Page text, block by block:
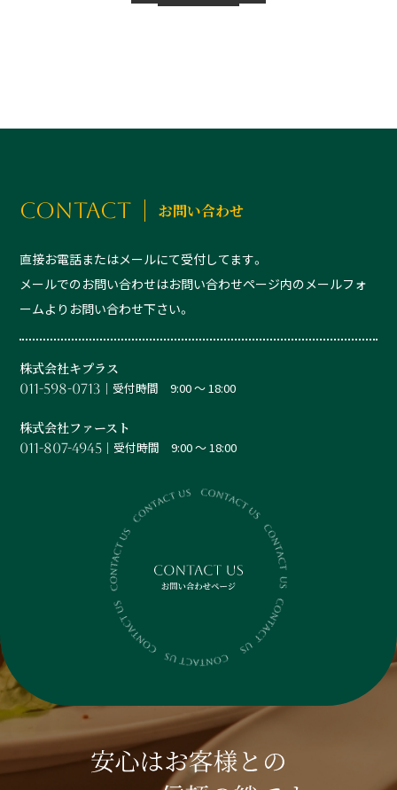
CONTACT お問い合わせ
直接お電話またはメールにて受付してます。
メールでのお問い合わせはお問い合わせページ内のメールフォ
ームよりお問い合わせ下さい。
株式会社キプラス
011-598-0713 │受付時間 9:00 ～ 18:00
株式会社ファースト
011-807-4945 │受付時間 9:00 ～ 18:00